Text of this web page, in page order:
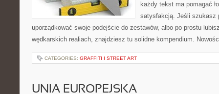
każdy tekst ma pomagać
satysfakcją. Jeśli szukasz
uporządkować swoje podejście do zestawów, albo po prostu
wędkarskich realiach, znajdziesz tu solidne kompendium.
CATEGORIES: GRAFFITI I STREET ART
UNIA EUROPEJSKA